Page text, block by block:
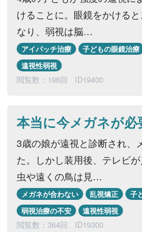
けることに。眼鏡をかける
なり、弱視は脳…
アイパッチ治療 子どもの眼鏡治療
遠視性弱視
閲覧数：196回 ID19400
本当に今メガネが必
3歳の娘が遠視と診断され、
た。しかし装用後、テレビ
虫や遠くの鳥は見…
メガネが合わない 乱視矯正
子
弱視治療の不安
遠視性弱視
閲覧数：364回 ID19300